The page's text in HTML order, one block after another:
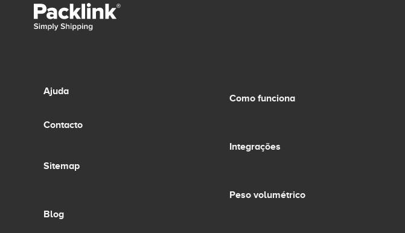
Ajuda
Contacto
Sitemap
Blog
Como funciona
Integrações
Peso volumétrico